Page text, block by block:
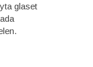
glaset